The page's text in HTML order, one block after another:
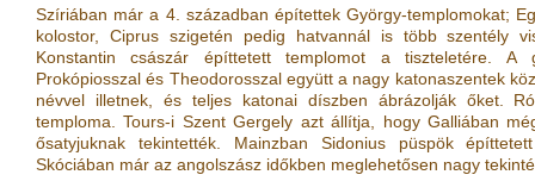
Szíriában már a 4. században építettek György-templomokat;
kolostor, Ciprus szigetén pedig hatvannál is több szentély
Konstantin császár építtetett templomot a tiszteletére. A
Prokópiosszal és Theodorosszal együtt a nagy katonaszentek
névvel illetnek, és teljes katonai díszben ábrázolják őket.
temploma. Tours-i Szent Gergely azt állítja, hogy Galliában
ősatyjuknak tekintették. Mainzban Sidonius püspök
Skóciában már az angolszász időkben meglehetősen nagy